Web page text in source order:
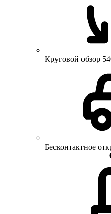
Круговой обзор
Бесконтактное